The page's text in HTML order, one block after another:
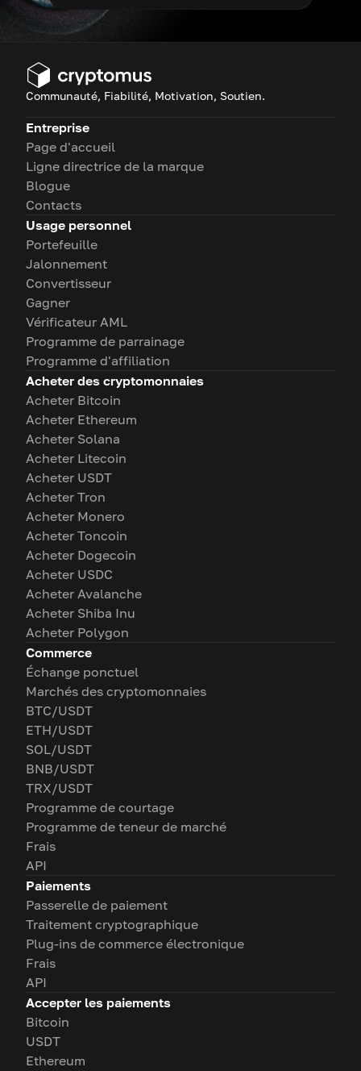
Communauté, Fiabilité, Motivation, Soutien.
Entreprise
Page d'accueil
Ligne directrice de la marque
Blogue
Contacts
Usage personnel
Portefeuille
Jalonnement
Convertisseur
Gagner
Vérificateur AML
Programme de parrainage
Programme d'affiliation
Acheter des cryptomonnaies
Acheter Bitcoin
Acheter Ethereum
Acheter Solana
Acheter Litecoin
Acheter USDT
Acheter Tron
Acheter Monero
Acheter Toncoin
Acheter Dogecoin
Acheter USDC
Acheter Avalanche
Acheter Shiba Inu
Acheter Polygon
Commerce
Échange ponctuel
Marchés des cryptomonnaies
BTC/USDT
ETH/USDT
SOL/USDT
BNB/USDT
TRX/USDT
Programme de courtage
Programme de teneur de marché
Frais
API
Paiements
Passerelle de paiement
Traitement cryptographique
Plug-ins de commerce électronique
Frais
API
Accepter les paiements
Bitcoin
USDT
Ethereum